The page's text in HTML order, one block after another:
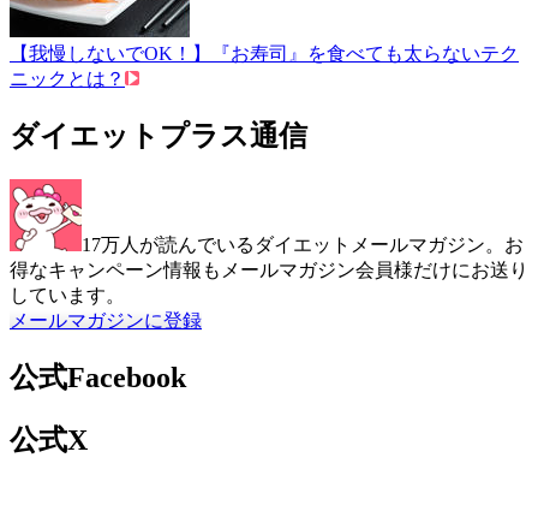
【我慢しないでOK！】『お寿司』を食べても太らないテク
ニックとは？
ダイエットプラス通信
17万人が読んでいるダイエットメールマガジン。お
得なキャンペーン情報もメールマガジン会員様だけにお送り
しています。
メールマガジンに登録
公式Facebook
公式X